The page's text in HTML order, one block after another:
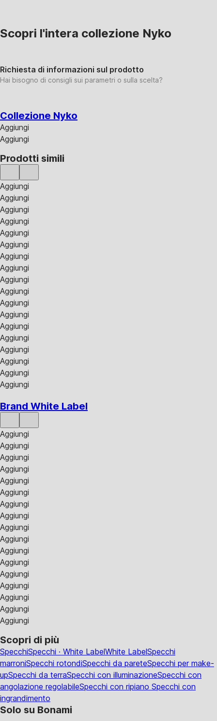
Scopri l'intera collezione Nyko
Richiesta di informazioni sul prodotto
Hai bisogno di consigli sui parametri o sulla scelta?
Collezione Nyko
Aggiungi
Aggiungi
Prodotti simili
Aggiungi
Aggiungi
Aggiungi
Aggiungi
Aggiungi
Aggiungi
Aggiungi
Aggiungi
Aggiungi
Aggiungi
Aggiungi
Aggiungi
Aggiungi
Aggiungi
Aggiungi
Aggiungi
Aggiungi
Aggiungi
Brand White Label
Aggiungi
Aggiungi
Aggiungi
Aggiungi
Aggiungi
Aggiungi
Aggiungi
Aggiungi
Aggiungi
Aggiungi
Aggiungi
Aggiungi
Aggiungi
Aggiungi
Aggiungi
Aggiungi
Aggiungi
Scopri di più
SpecchiSpecchi · White LabelWhite LabelSpecchi
marroniSpecchi rotondiSpecchi da pareteSpecchi per make-
upSpecchi da terraSpecchi con illuminazioneSpecchi con
angolazione regolabileSpecchi con ripiano Specchi con
ingrandimento
Solo su Bonami